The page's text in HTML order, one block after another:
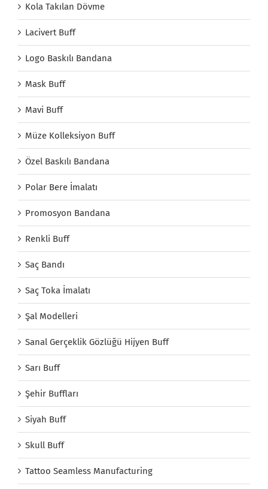
Kola Takılan Dövme
Lacivert Buff
Logo Baskılı Bandana
Mask Buff
Mavi Buff
Müze Kolleksiyon Buff
Özel Baskılı Bandana
Polar Bere İmalatı
Promosyon Bandana
Renkli Buff
Saç Bandı
Saç Toka İmalatı
Şal Modelleri
Sanal Gerçeklik Gözlüğü Hijyen Buff
Sarı Buff
Şehir Buffları
Siyah Buff
Skull Buff
Tattoo Seamless Manufacturing